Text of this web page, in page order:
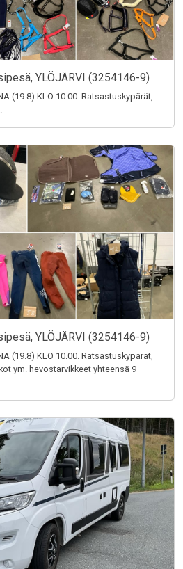
YLÖJÄRVI (3254146-9)
(19.8) KLO 10.00. Ratsastuskypärät,
YLÖJÄRVI (3254146-9)
(19.8) KLO 10.00. Ratsastuskypärät,
ym. hevostarvikkeet yhteensä 9